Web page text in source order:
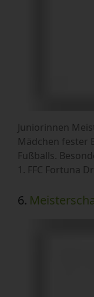
Juniorinnen
Mädchen fester
Fußballs.
1. FFC Fortuna
6.